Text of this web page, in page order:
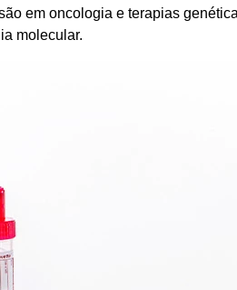
em oncologia e terapias
molecular.